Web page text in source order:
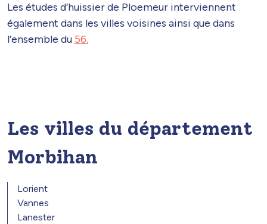
Les études d’huissier de Ploemeur interviennent
également dans les villes voisines ainsi que dans
l’ensemble du 56.
Les villes du département
Morbihan
Lorient
Vannes
Lanester